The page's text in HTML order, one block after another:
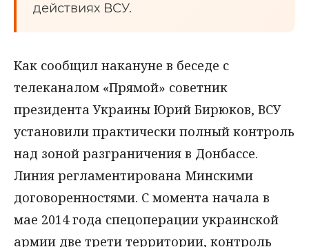
действиях ВСУ.
Как сообщил накануне в беседе с
телеканалом «Прямой» советник
президента Украины Юрий Бирюков, ВСУ
установили практически полный контроль
над зоной разграничения в Донбассе.
Линия регламентирована Минскими
договоренностями. С момента начала в
мае 2014 года спецоперации украинской
армии две трети территории, контроль